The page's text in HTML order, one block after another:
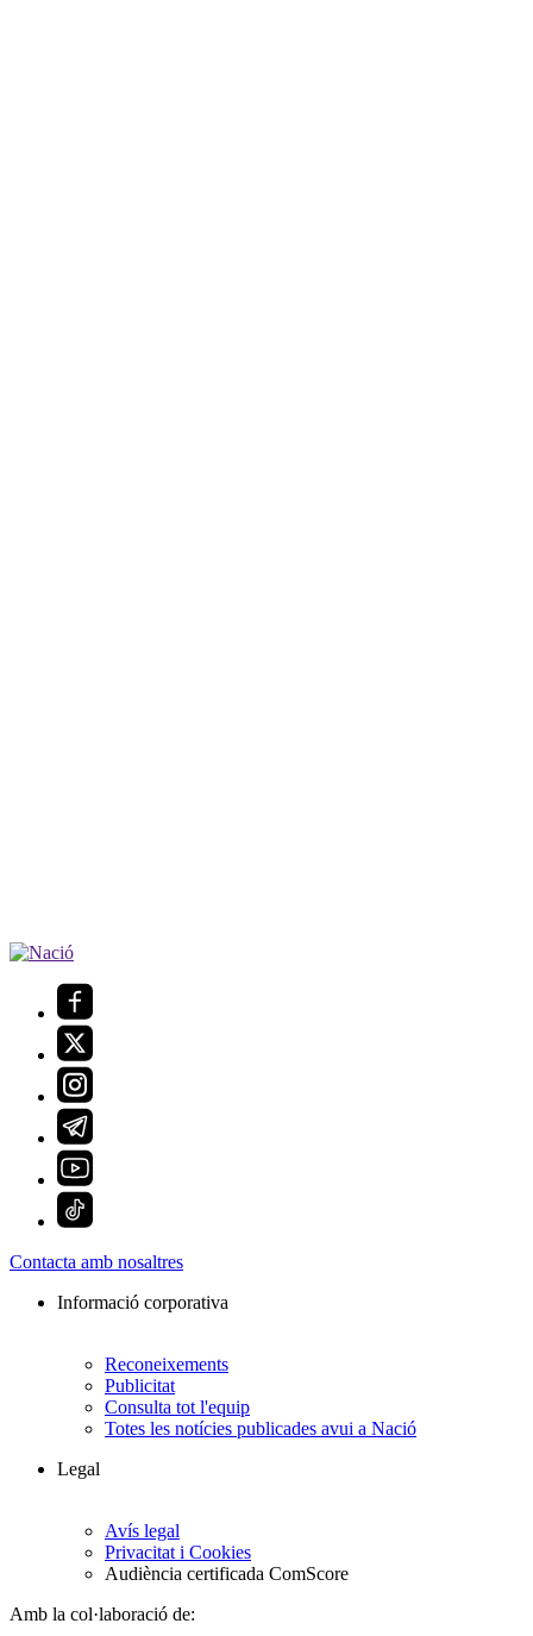
Contacta amb nosaltres
Informació corporativa
Reconeixements
Publicitat
Consulta tot l'equip
Totes les notícies publicades avui a Nació
Legal
Avís legal
Privacitat i Cookies
Audiència certificada ComScore
Amb la col·laboració de: